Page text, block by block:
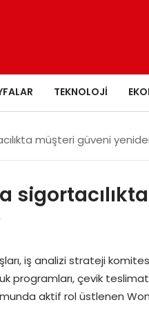
TEKNOLOJI
müşteri güveni
iş analizi strateji
programları, çevik
aktif rol üstlenen